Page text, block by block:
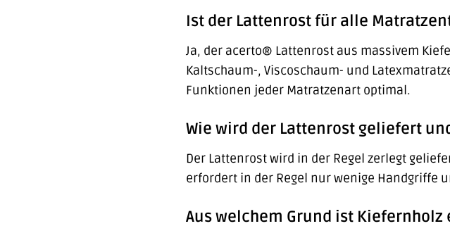
Ist der Lattenrost für alle
Ja, der acerto® Lattenrost aus massivem
Kaltschaum-, Viscoschaum- und
Funktionen jeder Matratzenart optimal.
Wie wird der Lattenrost geliefert
Der Lattenrost wird in der Regel zerlegt
erfordert in der Regel nur wenige Handgriffe
Aus welchem Grund ist